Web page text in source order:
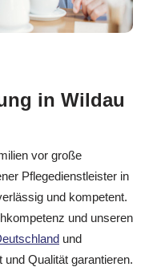
in Wildau
vor große
Pflegedienstleister in
und kompetent.
und unseren
und
Qualität garantieren.